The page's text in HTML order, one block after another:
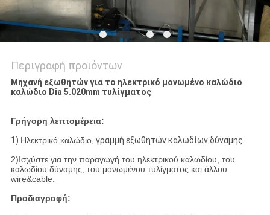
Περιγραφή προϊόντων
Μηχανή εξωθητών για το ηλεκτρικό μονωμένο καλώδιο
καλώδιο Dia 5.020mm τυλίγματος
Γρήγορη λεπτομέρεια:
1) Ηλεκτρικό καλώδιο, γραμμή εξωθητών καλωδίων δύναμης
2)Ισχύστε για την παραγωγή του ηλεκτρικού καλωδίου, του
καλωδίου δύναμης, του μονωμένου τυλίγματος και άλλου
wire&cable.
Προδιαγραφή: